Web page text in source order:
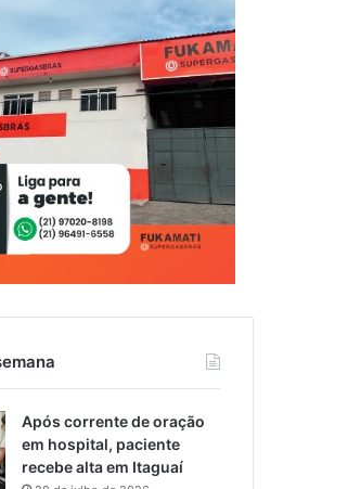
Após corrente de oração
em hospital, paciente
recebe alta em Itaguaí